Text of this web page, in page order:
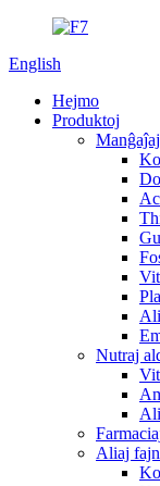
English
Hejmo
Produktoj
Nutraj
Aliaj